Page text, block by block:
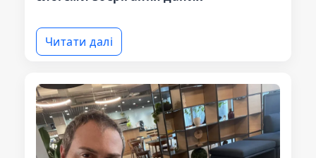
Читати далі